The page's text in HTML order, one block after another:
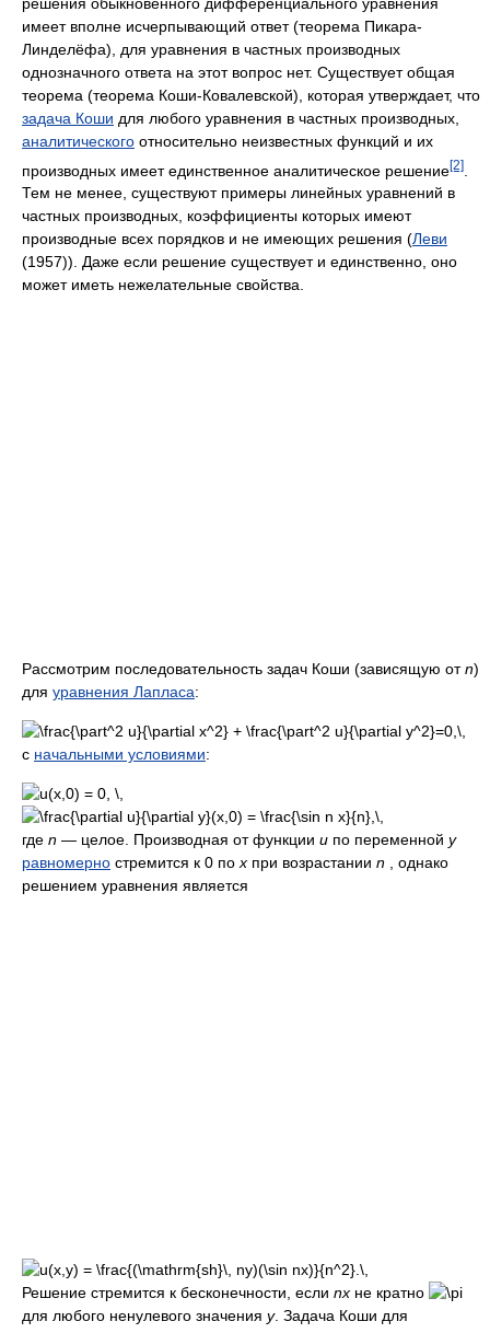
имеет вполне исчерпывающий ответ (теорема Пикара-
Линделёфа), для уравнения в частных производных
однозначного ответа на этот вопрос нет. Существует общая
теорема (теорема Коши-Ковалевской), которая утверждает, что
задача Коши для любого уравнения в частных производных,
аналитического относительно неизвестных функций и их
производных имеет единственное аналитическое решение[2]
Тем не менее, существуют примеры линейных уравнений в
частных производных, коэффициенты которых имеют
производные всех порядков и не имеющих решения (Леви
(1957)). Даже если решение существует и единственно, оно
может иметь нежелательные свойства.
Рассмотрим последовательность задач Коши (зависящую отn)
для уравнения Лапласа:
с начальными условиями:
где n — целое. Производная от функции u по переменной y
равномерно стремится к 0 поx при возрастании n , однако
решением уравнения является
Решение стремится к бесконечности, если nx не кратно
для любого ненулевого значения y. Задача Коши для